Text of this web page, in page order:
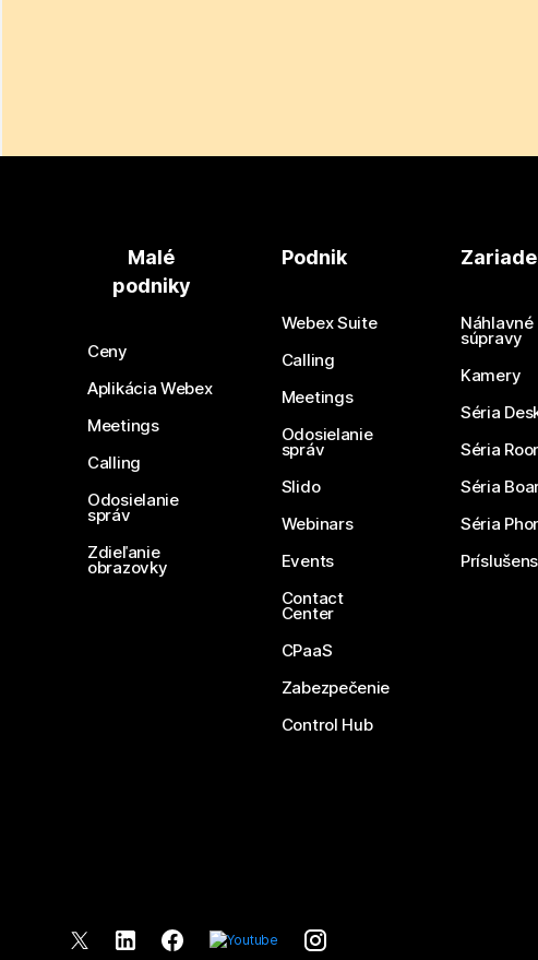
Malé
podniky
Ceny
Aplikácia Webex
Meetings
Calling
Odosielanie
správ
Zdieľanie
obrazovky
Podnik
Webex Suite
Calling
Meetings
Odosielanie
správ
Slido
Webinars
Events
Contact
Center
CPaaS
Zabezpečenie
Control Hub
Náhlavné
súpravy
Kamery
Séria
Séria
Séria
Séria